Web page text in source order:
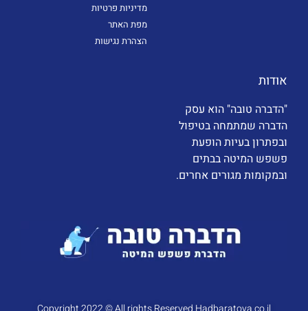
מדיניות פרטיות
מפת האתר
הצהרת נגישות
אודות
"הדברה טובה" הוא עסק
הדברה שמתמחה בטיפול
ובפתרון בעיות הופעת
פשפש המיטה בבתים
ובמקומות מגורים אחרים.